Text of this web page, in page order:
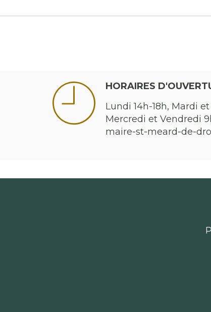
HORAIRES
Lundi 14h-18h, Mardi
Mercredi et Vendredi
maire-st-meard-de-